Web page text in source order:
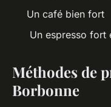
Un café bien fort
Un espresso fort
Méthodes de
Borbonne